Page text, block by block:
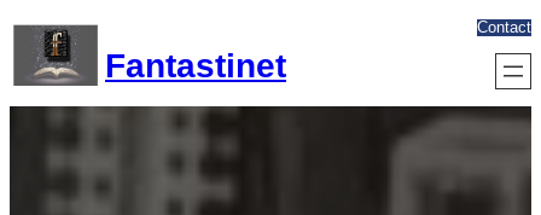
contenu
Fantastinet
Contact